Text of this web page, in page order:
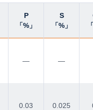
P
「%」
S
「%」
— —
0.03 0.025